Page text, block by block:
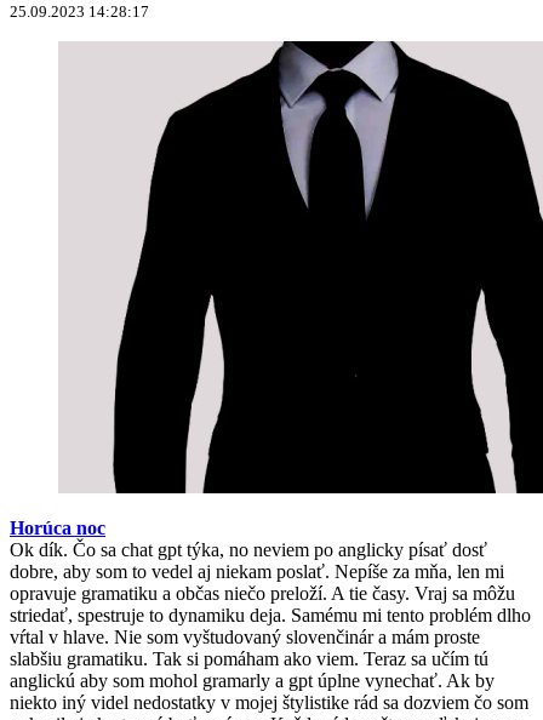
25.09.2023 14:28:17
Horúca noc
Ok dík. Čo sa chat gpt týka, no neviem po anglicky písať dosť
dobre, aby som to vedel aj niekam poslať. Nepíše za mňa, len mi
opravuje gramatiku a občas niečo preloží. A tie časy. Vraj sa môžu
striedať, spestruje to dynamiku deja. Samému mi tento problém dlho
vŕtal v hlave. Nie som vyštudovaný slovenčinár a mám proste
slabšiu gramatiku. Tak si pomáham ako viem. Teraz sa učím tú
anglickú aby som mohol gramarly a gpt úplne vynechať. Ak by
niekto iný videl nedostatky v mojej štylistike rád sa dozviem čo som